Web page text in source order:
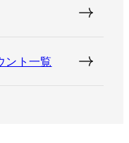
ント一覧